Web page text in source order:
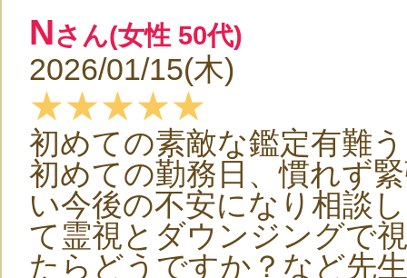
Nさん(女性 50代)
2026/01/15(木)
★★★★★
初めての素敵な鑑定有難
初めての勤務日、慣れず
い今後の不安になり相談
て霊視とダウンジングで
たらどうですか？など先